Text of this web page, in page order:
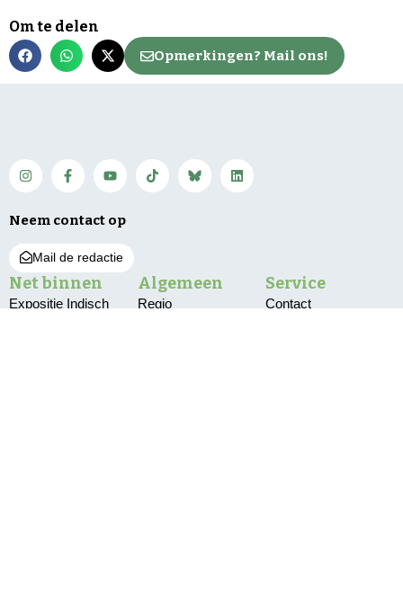
Om te delen
Opmerkingen? Mail ons!
Neem contact op
Mail de redactie
Net binnen
Expositie Indisch
Algemeen
Regio
Service
Contact